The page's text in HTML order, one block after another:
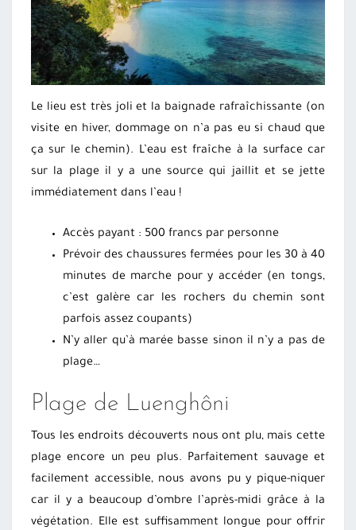
Le lieu est très joli et la baignade rafraîchissante (on
visite en hiver, dommage on n’a pas eu si chaud que
ça sur le chemin). L’eau est fraîche à la surface car
sur la plage il y a une source qui jaillit et se jette
immédiatement dans l’eau !
Accès payant : 500 francs par personne
Prévoir des chaussures fermées pour les 30 à 40
minutes de marche pour y accéder (en tongs,
c’est galère car les rochers du chemin sont
parfois assez coupants)
N’y aller qu’à marée basse sinon il n’y a pas de
plage…
Plage de Luenghôni
Tous les endroits découverts nous ont plu, mais cette
plage encore un peu plus. Parfaitement sauvage et
facilement accessible, nous avons pu y pique-niquer
car il y a beaucoup d’ombre l’après-midi grâce à la
végétation. Elle est suffisamment longue pour offrir